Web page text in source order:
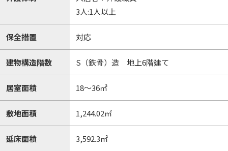
3人:1人以上
保全措置 対応
建物構造階数 S（鉄骨）造 地上6階建て
居室面積 18～36㎡
敷地面積 1,244.02㎡
延床面積 3,592.3㎡